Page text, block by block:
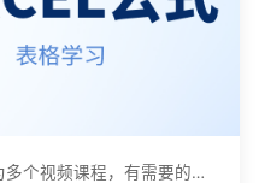
Excel公式学习课程，专题内容为多个视频课程，有需要的自己下载学习。...